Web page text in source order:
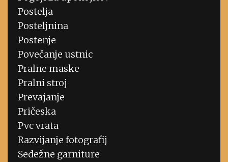
Postelja
Posteljnina
Postenje
Povečanje ustnic
Pralne maske
Pralni stroj
Prevajanje
Pričeska
Pvc vrata
Razvijanje fotografij
Sedežne garniture